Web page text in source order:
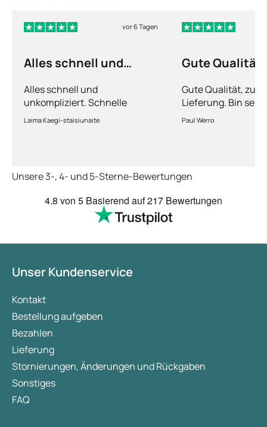
vor 6 Tagen
Alles schnell und
Alles schnell und
unkompliziert. Schnelle
Lieferung.
Laima Kaegi-staisiunaite
Gute Qualität
Gute Qualität,
Lieferung. Bin
Paul Werro
Unsere 3-, 4- und 5-Sterne-Bewertungen
4.8 von 5 Basierend auf217 Bewertungen
Unser Kundenservice
Kontakt
Bestellung aufgeben
Bezahlen
Lieferung
Stornierungen, Änderungen und Rückgaben
Sonstiges
FAQ